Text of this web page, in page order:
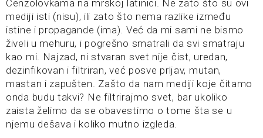
Cenzolovkama na mrskoj latinici. Ne zato što su ovi
mediji isti (nisu), ili zato što nema razlike između
istine i propagande (ima). Već da mi sami ne bismo
živeli u mehuru, i pogrešno smatrali da svi smatraju
kao mi. Najzad, ni stvaran svet nije čist, uredan,
dezinfikovan i filtriran, već posve prljav, mutan,
mastan i zapušten. Zašto da nam mediji koje čitamo
onda budu takvi? Ne filtrirajmo svet, bar ukoliko
zaista želimo da se obavestimo o tome šta se u
njemu dešava i koliko mutno izgleda.